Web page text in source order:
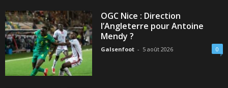
OGC Nice : Direction
l’Angleterre pour Antoine
Mendy ?
Galsenfoot - 5 août 2026 0